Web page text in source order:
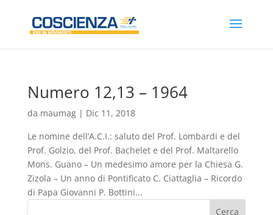
Numero 12,13 – 1964
da maumag| Dic 11, 2018
Le nomine dell’A.C.I.: saluto del Prof. Lombardi e del
Prof. Golzio, del Prof. Bachelet e del Prof. Maltarello
Mons. Guano – Un medesimo amore per la Chiesa G.
Zizola – Un anno di Pontificato C. Ciattaglia – Ricordo
di Papa Giovanni P. Bottini...